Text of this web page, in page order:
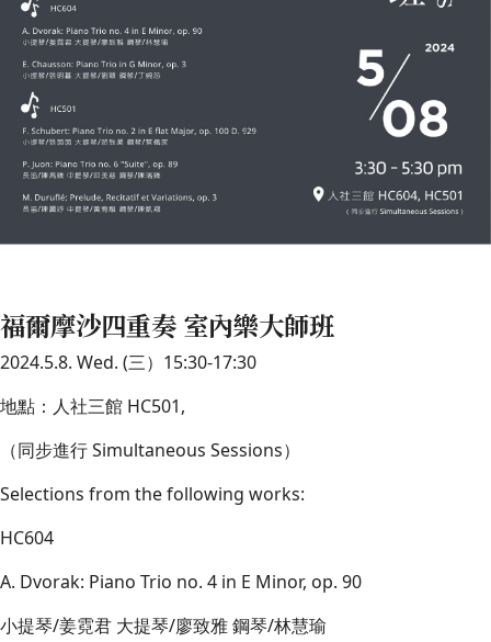
福爾摩沙四重奏 室內樂大師班
2024.5.8. Wed. (三）15:30-17:30
地點：人社三館 HC501,
（同步進行 Simultaneous Sessions）
Selections from the following works:
HC604
A. Dvorak: Piano Trio no. 4 in E Minor, op. 90
小提琴/姜霓君 大提琴/廖致雅 鋼琴/林慧瑜